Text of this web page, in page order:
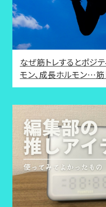
なぜ筋トレするとポジ
モン、成長ホルモン…